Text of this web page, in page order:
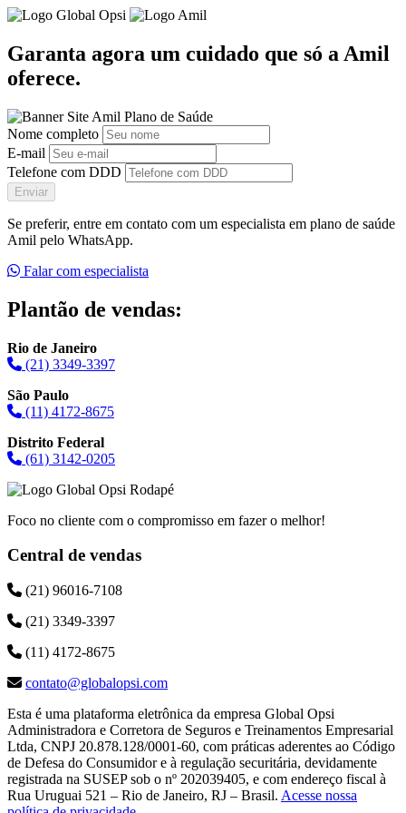
Garanta agora um cuidado que só a Amil
oferece.
Nome completo
E-mail
Telefone com DDD
Enviar
Se preferir, entre em contato com um especialista em plano de saúde
Amil pelo WhatsApp.
Falar com especialista
Plantão de vendas:
Rio de Janeiro
(21) 3349-3397
São Paulo
(11) 4172-8675
Distrito Federal
(61) 3142-0205
Foco no cliente com o compromisso em fazer o melhor!
Central de vendas
(21) 96016-7108
(21) 3349-3397
(11) 4172-8675
contato@globalopsi.com
Esta é uma plataforma eletrônica da empresa Global Opsi
Administradora e Corretora de Seguros e Treinamentos Empresarial
Ltda, CNPJ 20.878.128/0001-60, com práticas aderentes ao Código
de Defesa do Consumidor e à regulação securitária, devidamente
registrada na SUSEP sob o nº 202039405, e com endereço fiscal à
Rua Uruguai 521 – Rio de Janeiro, RJ – Brasil. Acesse nossa